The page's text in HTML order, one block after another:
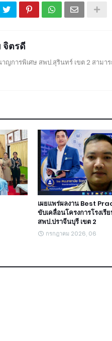
จิตรดี
ญการพิเศษ สพป.สุรินทร์ เขต 2 สาม
เผยแพร่ผลงาน Best
ขับเคลื่อนโครงการโรงเรี
สพป.ปราจีนบุรี เขต 2
กรกฎาคม 2026, 06